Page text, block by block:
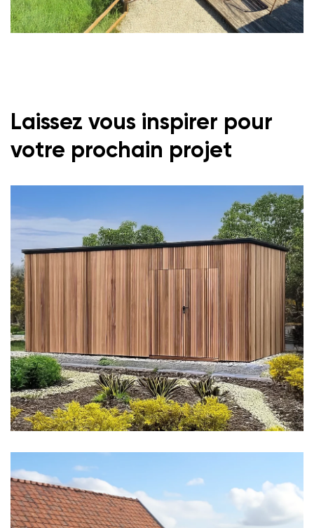
Laissez vous inspirer pour
votre prochain projet